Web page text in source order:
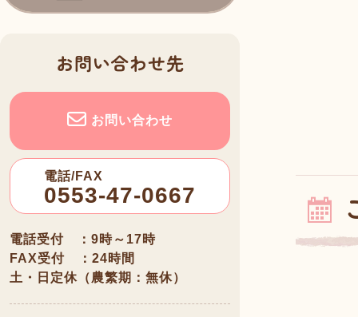
お問い合わせ先
お問い合わせ
電話/FAX
0553-47-0667
電話受付 ：9時～17時
FAX受付 ：24時間
土・日定休（農繁期：無休）